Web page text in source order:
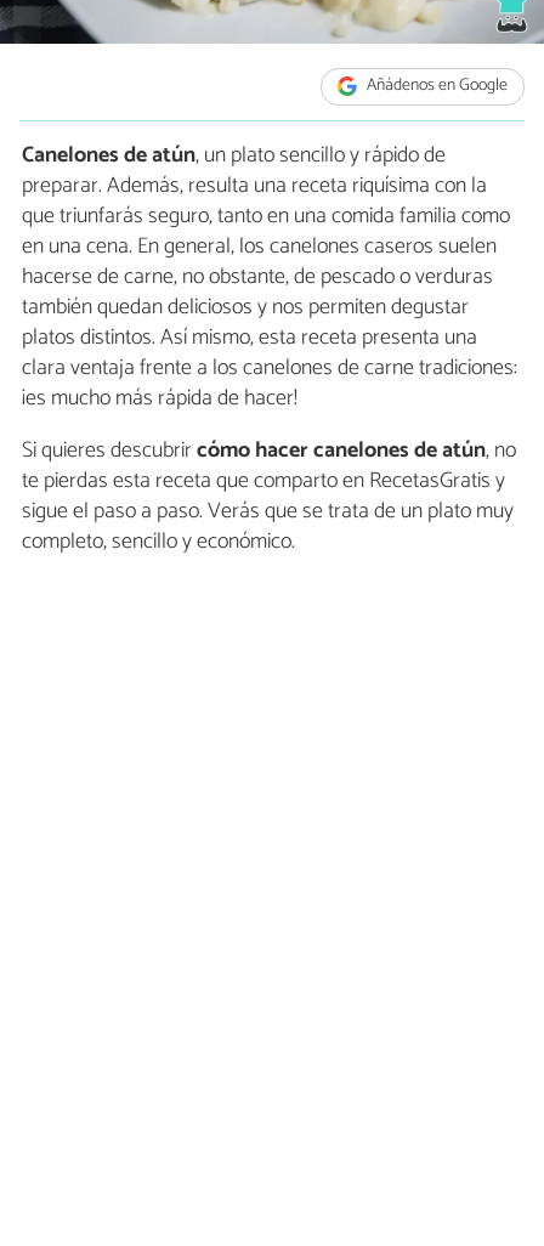
Añádenos en Google
Canelones de atún, un plato sencillo y rápido de
preparar. Además, resulta una receta riquísima con la
que triunfarás seguro, tanto en una comida familia como
en una cena. En general, los canelones caseros suelen
hacerse de carne, no obstante, de pescado o verduras
también quedan deliciosos y nos permiten degustar
platos distintos. Así mismo, esta receta presenta una
clara ventaja frente a los canelones de carne tradiciones:
¡es mucho más rápida de hacer!
Si quieres descubrircómo hacer canelones de atún, no
te pierdas esta receta que comparto en RecetasGratis y
sigue el paso a paso. Verás que se trata de un plato muy
completo, sencillo y económico.